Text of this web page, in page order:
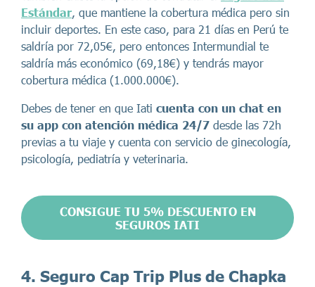
Estándar, que mantiene la cobertura médica pero sin
incluir deportes. En este caso, para 21 días en Perú te
saldría por 72,05€, pero entonces Intermundial te
saldría más económico (69,18€) y tendrás mayor
cobertura médica (1.000.000€).
Debes de tener en que Iati cuenta con un chat en
su app con atención médica 24/7 desde las 72h
previas a tu viaje y cuenta con servicio de ginecología,
psicología, pediatría y veterinaria.
CONSIGUE TU 5% DESCUENTO EN
SEGUROS IATI
4. Seguro Cap Trip Plus de Chapka